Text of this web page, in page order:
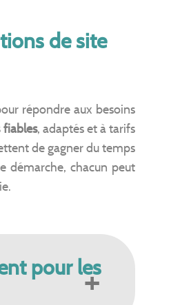
de site
répondre aux besoins
fiables, adaptés et à tarifs
de gagner du temps
démarche, chacun peut
pour les